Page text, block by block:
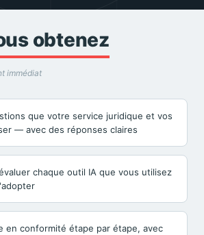
obtenez
immédiat
que votre service juridique et vos
— avec des réponses claires
chaque outil IA que vous utilisez
en conformité étape par étape, avec